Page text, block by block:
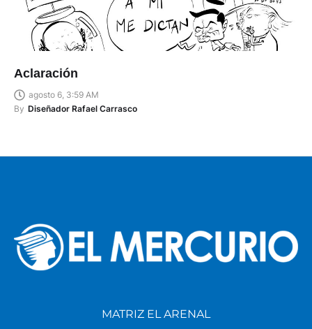
Aclaración
agosto 6, 3:59 AM
By Diseñador Rafael Carrasco
MATRIZ EL ARENAL